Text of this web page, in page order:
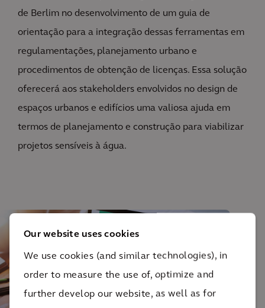
Our website uses cookies
We use cookies (and similar technologies), in
order to measure the use of, optimize and
further develop our website, as well as for
de Berlim no desenvolvimento de um guia de
orientação para a integração dessas ferramentas em
regulamentações, planejamento urbano e
procedimentos de obtenção de licenças. Essa solução
oferecerá aos stakeholders envolvidos no design de
espaços urbanos e edifícios uma valiosa ajuda em
termos de planejamento e construção para viabilizar
projetos sensíveis à água.